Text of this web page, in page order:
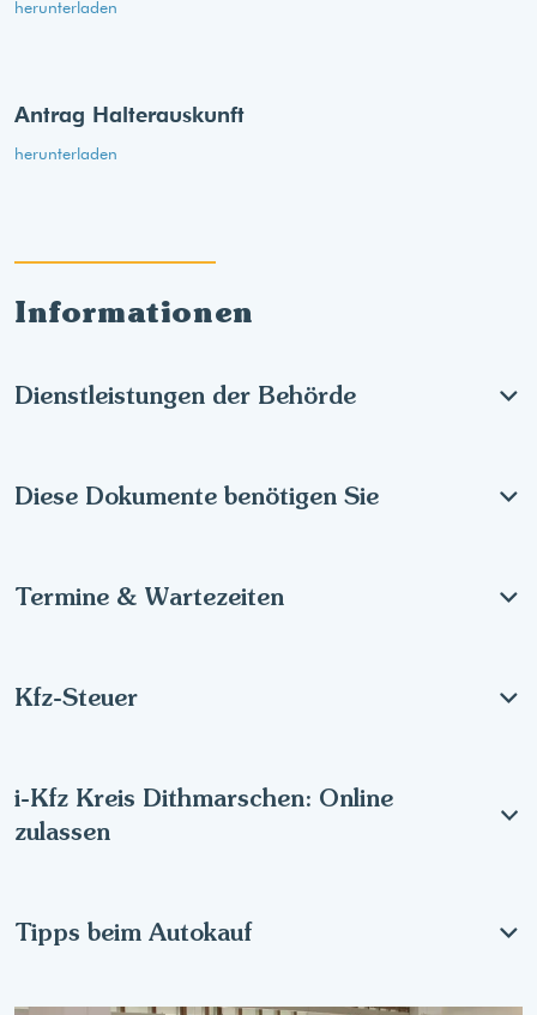
Informationen
Dienstleistungen der Behörde
Diese Dokumente benötigen Sie
Termine & Wartezeiten
Kfz-Steuer
i-Kfz Kreis Dithmarschen: Online
zulassen
Tipps beim Autokauf
herunterladen
Antrag Halterauskunft
herunterladen